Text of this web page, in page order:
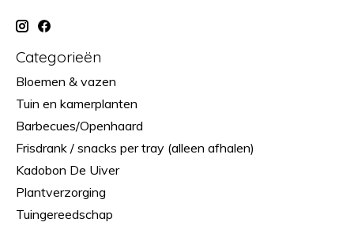
Categorieën
Bloemen & vazen
Tuin en kamerplanten
Barbecues/Openhaard
Frisdrank / snacks per tray (alleen afhalen)
Kadobon De Uiver
Plantverzorging
Tuingereedschap